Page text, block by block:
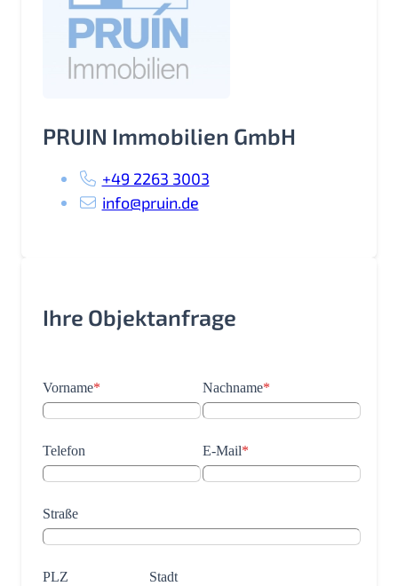
PRUIN Immobilien GmbH
+49 2263 3003
info@pruin.de
Ihre Objektanfrage
Vorname* Nachname*
Telefon E-Mail*
Straße
PLZ Stadt